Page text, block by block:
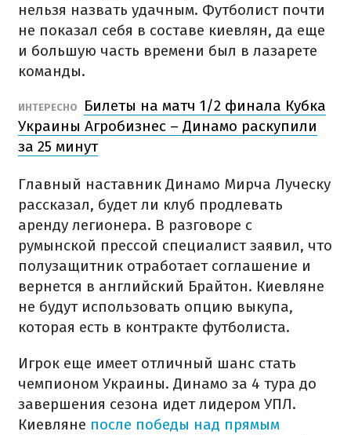
нельзя назвать удачным. Футболист почти
не показал себя в составе киевлян, да еще
и большую часть времени был в лазарете
команды.
ИНТЕРЕСНО
Билеты на матч 1/2 финала Кубка
Украины Агробизнес – Динамо раскупили
за 25 минут
Главный наставник Динамо Мирча Луческу
рассказал, будет ли клуб продлевать
аренду легионера. В разговоре с
румынской прессой специалист заявил, что
полузащитник отработает соглашение и
вернется в английский Брайтон. Киевляне
не будут использовать опцию выкупа,
которая есть в контракте футболиста.
Игрок еще имеет отличный шанс стать
чемпионом Украины. Динамо за 4 тура до
завершения сезона идет лидером УПЛ.
Киевляне после победы над прямым